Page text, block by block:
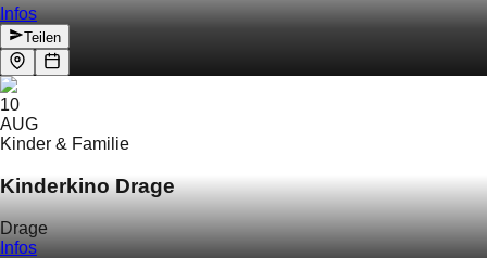
Infos
Teilen
10
AUG
Kinder & Familie
Kinderkino Drage
Drage
Infos